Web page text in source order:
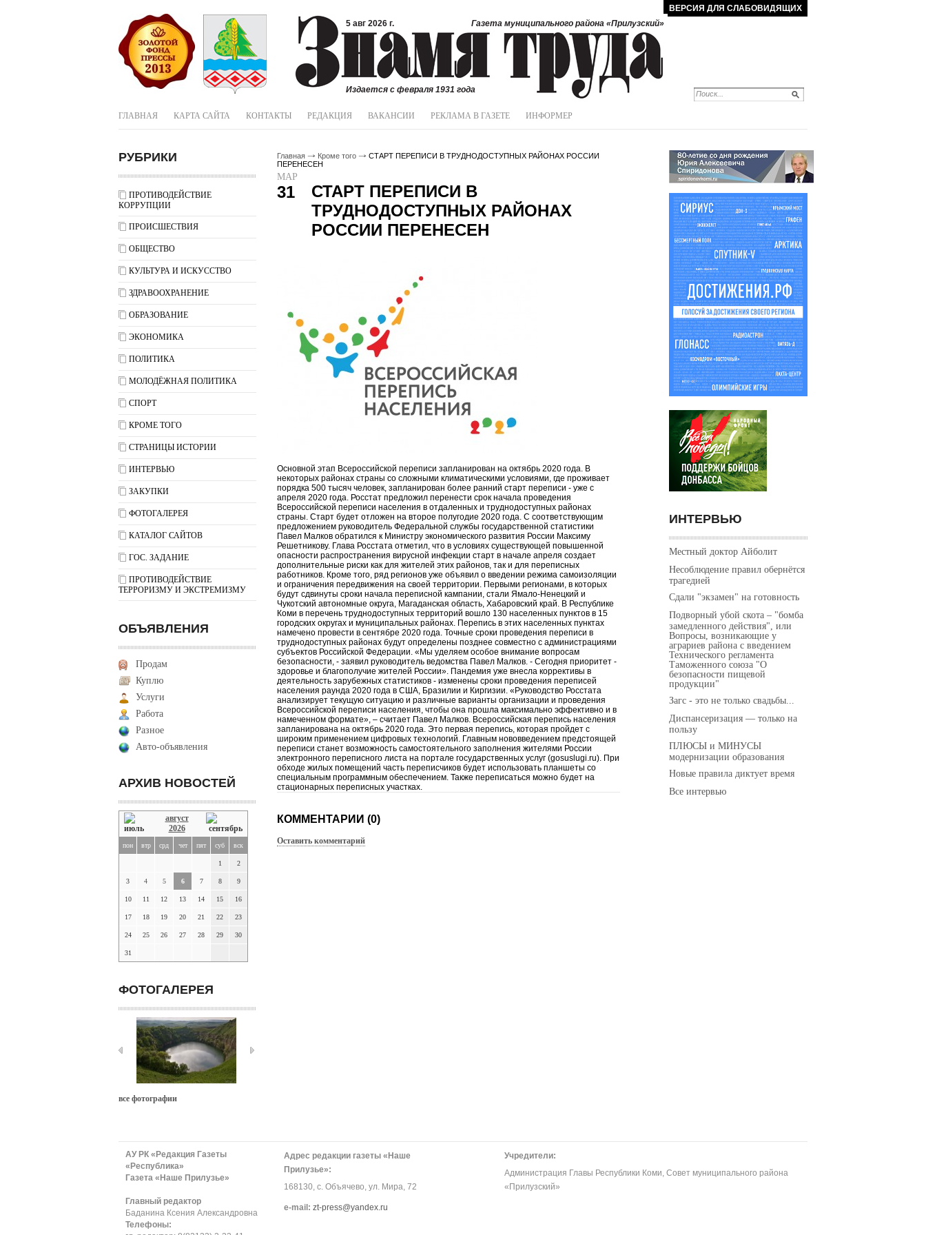
ВЕРСИЯ ДЛЯ СЛАБОВИДЯЩИХ
5 авг 2026 г.
Газета муниципального района «Прилузский»
Издается с февраля 1931 года
ГЛАВНАЯ КАРТА САЙТА КОНТАКТЫ РЕДАКЦИЯ ВАКАНСИИ РЕКЛАМА В ГАЗЕТЕ ИНФОРМЕР
РУБРИКИ
ПРОТИВОДЕЙСТВИЕ
КОРРУПЦИИ
ПРОИСШЕСТВИЯ
ОБЩЕСТВО
КУЛЬТУРА И ИСКУССТВО
ЗДРАВООХРАНЕНИЕ
ОБРАЗОВАНИЕ
ЭКОНОМИКА
ПОЛИТИКА
МОЛОДЁЖНАЯ ПОЛИТИКА
СПОРТ
КРОМЕ ТОГО
СТРАНИЦЫ ИСТОРИИ
ИНТЕРВЬЮ
ЗАКУПКИ
ФОТОГАЛЕРЕЯ
КАТАЛОГ САЙТОВ
ГОС. ЗАДАНИЕ
ПРОТИВОДЕЙСТВИЕ
ТЕРРОРИЗМУ И ЭКСТРЕМИЗМУ
ОБЪЯВЛЕНИЯ
Продам
Куплю
Услуги
Работа
Разное
Авто-объявления
АРХИВ НОВОСТЕЙ
август
2026
пон втр срд чет пят суб вск
1 2
3 4 5 6 7 8 9
10 11 12 13 14 15 16
17 18 19 20 21 22 23
24 25 26 27 28 29 30
31
ФОТОГАЛЕРЕЯ
все фотографии
Главная Кроме того
СТАРТ ПЕРЕПИСИ В ТРУДНОДОСТУПНЫХ РАЙОНАХ РОССИИ
ПЕРЕНЕСЕН
МАР
31
СТАРТ ПЕРЕПИСИ В
ТРУДНОДОСТУПНЫХ РАЙОНАХ
РОССИИ ПЕРЕНЕСЕН
Основной этап Всероссийской переписи запланирован на октябрь 2020 года. В
некоторых районах страны со сложными климатическими условиями, где проживает
порядка 500 тысяч человек, запланирован более ранний старт переписи - уже с
апреля 2020 года. Росстат предложил перенести срок начала проведения
Всероссийской переписи населения в отдаленных и труднодоступных районах
страны. Старт будет отложен на второе полугодие 2020 года. С соответствующим
предложением руководитель Федеральной службы государственной статистики
Павел Малков обратился к Министру экономического развития России Максиму
Решетникову. Глава Росстата отметил, что в условиях существующей повышенной
опасности распространения вирусной инфекции старт в начале апреля создает
дополнительные риски как для жителей этих районов, так и для переписных
работников. Кроме того, ряд регионов уже объявил о введении режима самоизоляции
и ограничения передвижения на своей территории. Первыми регионами, в которых
будут сдвинуты сроки начала переписной кампании, стали Ямало-Ненецкий и
Чукотский автономные округа, Магаданская область, Хабаровский край. В Республике
Коми в перечень труднодоступных территорий вошло 130 населенных пунктов в 15
городских округах и муниципальных районах. Перепись в этих населенных пунктах
намечено провести в сентябре 2020 года. Точные сроки проведения переписи в
труднодоступных районах будут определены позднее совместно с администрациями
субъектов Российской Федерации. «Мы уделяем особое внимание вопросам
безопасности, - заявил руководитель ведомства Павел Малков. - Сегодня приоритет -
здоровье и благополучие жителей России». Пандемия уже внесла коррективы в
деятельность зарубежных статистиков - изменены сроки проведения переписей
населения раунда 2020 года в США, Бразилии и Киргизии. «Руководство Росстата
анализирует текущую ситуацию и различные варианты организации и проведения
Всероссийской переписи населения, чтобы она прошла максимально эффективно и в
намеченном формате», – считает Павел Малков. Всероссийская перепись населения
запланирована на октябрь 2020 года. Это первая перепись, которая пройдет с
широким применением цифровых технологий. Главным нововведением предстоящей
переписи станет возможность самостоятельного заполнения жителями России
электронного переписного листа на портале государственных услуг (gosuslugi.ru). При
обходе жилых помещений часть переписчиков будет использовать планшеты со
специальным программным обеспечением. Также переписаться можно будет на
стационарных переписных участках.
КОММЕНТАРИИ (0)
Оставить комментарий
ИНТЕРВЬЮ
Местный доктор Айболит
Несоблюдение правил обернётся
трагедией
Сдали "экзамен" на готовность
Подворный убой скота – "бомба
замедленного действия", или
Вопросы, возникающие у
аграриев района с введением
Технического регламента
Таможенного союза "О
безопасности пищевой
продукции"
Загс - это не только свадьбы...
Диспансеризация — только на
пользу
ПЛЮСЫ и МИНУСЫ
модернизации образования
Новые правила диктует время
Все интервью
АУ РК «Редакция Газеты
«Республика»
Газета «Наше Прилузье»
Главный редактор
Баданина Ксения Александровна
Телефоны:
Адрес редакции газеты «Наше
Прилузье»:
168130, с. Объячево, ул. Мира, 72
е-mail: zt-press@yandex.ru
Учредители:
Администрация Главы Республики Коми, Совет муниципального района
«Прилузский»